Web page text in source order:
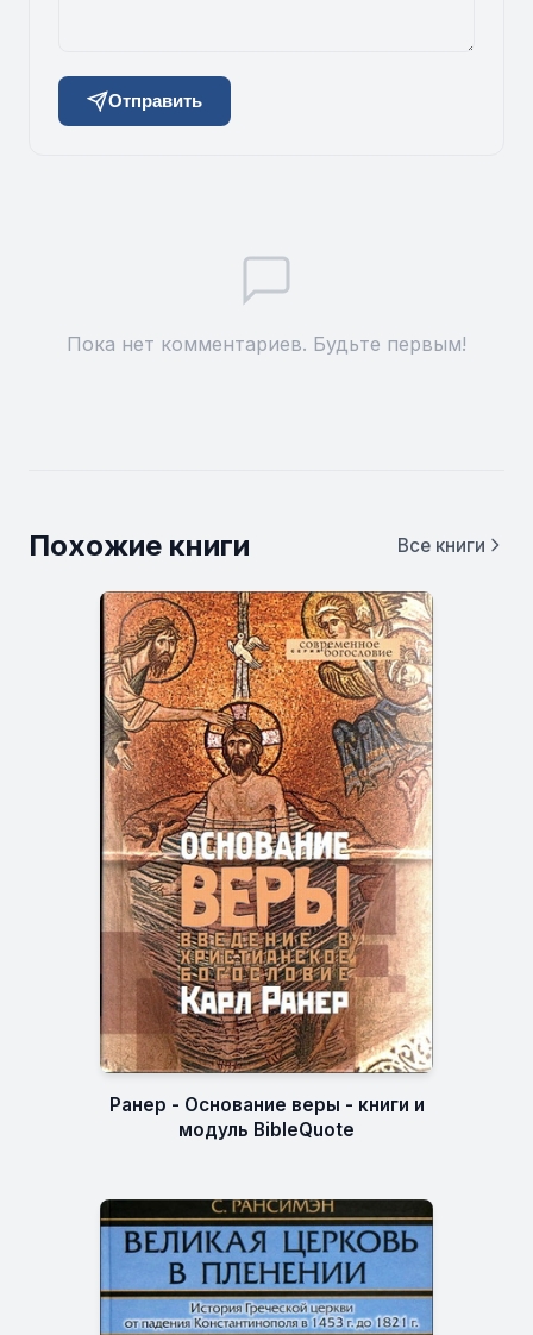
Отправить
Пока нет комментариев. Будьте первым!
Похожие книги Все книги
Ранер - Основание веры - книги и
модуль BibleQuote